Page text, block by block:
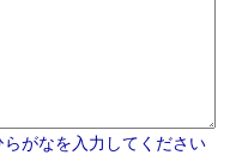
がなを入力してください